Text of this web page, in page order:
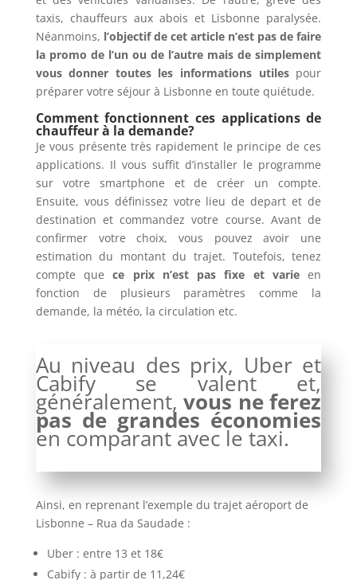
taxis, chauffeurs aux abois et Lisbonne paralysée.
Néanmoins, l’objectif de cet article n’est pas de faire
la promo de l’un ou de l’autre mais de simplement
vous donner toutes les informations utilespour
préparer votre séjour à Lisbonne en toute quiétude.
Comment fonctionnent ces applications de
chauffeur à la demande?
Je vous présente très rapidement le principe de ces
applications. Il vous suffit d’installer le programme
sur votre smartphone et de créer un compte.
Ensuite, vous définissez votre lieu de depart et de
destination et commandez votre course. Avant de
confirmer votre choix, vous pouvez avoir une
estimation du montant du trajet. Toutefois, tenez
compte quece prix n’est pas fixe et varieen
fonction de plusieurs paramètres comme la
demande, la météo, la circulation etc.
Au niveau des prix, Uber et
Cabify se valent et,
généralement,vous ne ferez
pas de grandes économies
en comparant avec le taxi.
Ainsi, en reprenant l’exemple du trajet aéroport de
Lisbonne – Rua da Saudade :
Uber : entre 13 et 18€
Cabify : à partir de 11,24€